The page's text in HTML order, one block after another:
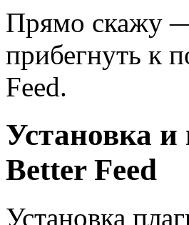
Прямо скажу —
прибегнуть к
Feed.
Установка и
Better Feed
Установка